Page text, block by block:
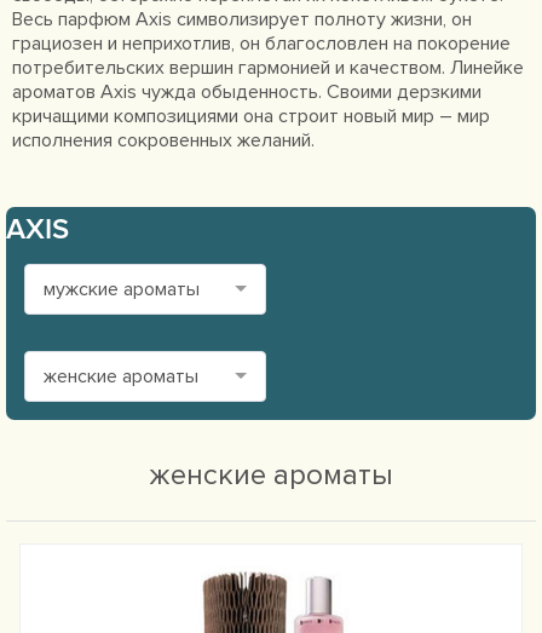
Весь парфюм Axis символизирует полноту жизни, он
грациозен и неприхотлив, он благословлен на покорение
потребительских вершин гармонией и качеством. Линейке
ароматов Axis чужда обыденность. Своими дерзкими
кричащими композициями она строит новый мир – мир
исполнения сокровенных желаний.
AXIS
мужские ароматы
женские ароматы
женские ароматы